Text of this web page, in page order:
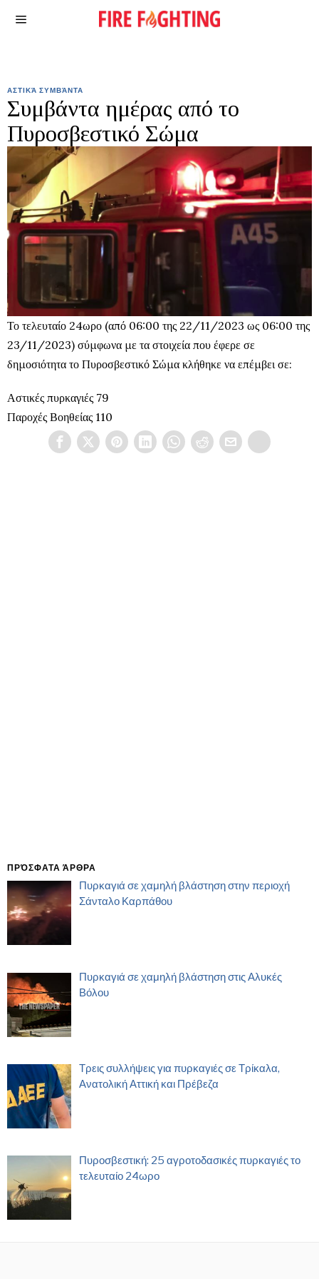
ΑΣΤΙΚΆ ΣΥΜΒΆΝΤΑ
Συμβάντα ημέρας από το
Πυροσβεστικό Σώμα
Το τελευταίο 24ωρο (από 06:00 της 22/11/2023 ως 06:00 της
23/11/2023) σύμφωνα με τα στοιχεία που έφερε σε
δημοσιότητα το Πυροσβεστικό Σώμα κλήθηκε να επέμβει σε:
Αστικές πυρκαγιές 79
Παροχές Βοηθείας 110
ΠΡΌΣΦΑΤΑ ΆΡΘΡΑ
Πυρκαγιά σε χαμηλή βλάστηση στην περιοχή
Σάνταλο Καρπάθου
Πυρκαγιά σε χαμηλή βλάστηση στις Αλυκές
Βόλου
Τρεις συλλήψεις για πυρκαγιές σε Τρίκαλα,
Ανατολική Αττική και Πρέβεζα
Πυροσβεστική: 25 αγροτοδασικές πυρκαγιές το
τελευταίο 24ωρο